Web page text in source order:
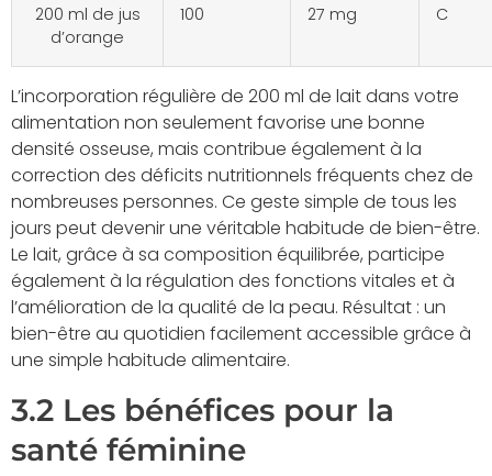
200 ml de jus
d’orange
100 27 mg C
L’incorporation régulière de 200 ml de lait dans votre
alimentation non seulement favorise une bonne
densité osseuse, mais contribue également à la
correction des déficits nutritionnels fréquents chez de
nombreuses personnes. Ce geste simple de tous les
jours peut devenir une véritable habitude de bien-être.
Le lait, grâce à sa composition équilibrée, participe
également à la régulation des fonctions vitales et à
l’amélioration de la qualité de la peau. Résultat : un
bien-être au quotidien facilement accessible grâce à
une simple habitude alimentaire.
3.2 Les bénéfices pour la
santé féminine